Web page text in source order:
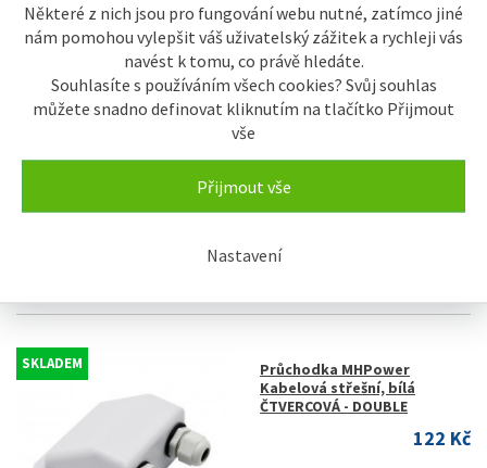
Některé z nich jsou pro fungování webu nutné, zatímco jiné
nám pomohou vylepšit váš uživatelský zážitek a rychleji vás
navést k tomu, co právě hledáte.
Souhlasíte s používáním všech cookies? Svůj souhlas
můžete snadno definovat kliknutím na tlačítko Přijmout
vše
Přijmout vše
Nastavení
SKLADEM
Držák MHPower plastové
sada)
SKLADEM
Průchodka MHPower
Kabelová střešní, bílá
ČTVERCOVÁ - DOUBLE
122 Kč